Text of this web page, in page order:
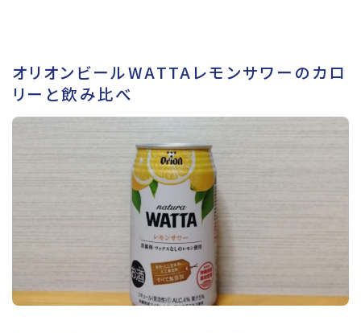
オリオンビールWATTAレモンサワーのカロ
リーと飲み比べ